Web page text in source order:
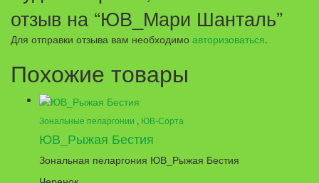
отзыв на “ЮВ_Мари Шанталь”
Для отправки отзыва вам необходимо авторизоваться.
Похожие товары
Зональные пеларгонии , ЮВ-Сорта
ЮВ_Рыжая Бестия
Зональная пеларгония ЮВ_Рыжая Бестия